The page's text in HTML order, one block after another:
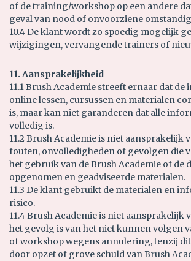
of de training/workshop op een andere
geval van nood of onvoorziene
10.4 De klant wordt zo spoedig mogelijk
wijzigingen, vervangende trainers of
11. Aansprakelijkheid
11.1 Brush Academie streeft ernaar dat de
online lessen, cursussen en materialen
is, maar kan niet garanderen dat alle
volledig is.
11.2 Brush Academie is niet aansprakelijk
fouten, onvolledigheden of gevolgen die
het gebruik van de Brush Academie of de
opgenomen en geadviseerde materialen.
11.3 De klant gebruikt de materialen en
risico.
11.4 Brush Academie is niet aansprakelijk
het gevolg is van het niet kunnen volgen
of workshop wegens annulering, tenzij
door opzet of grove schuld van Brush